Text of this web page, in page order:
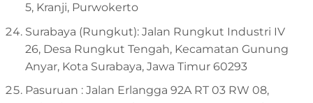
5, Kranji, Purwokerto
Surabaya (Rungkut): Jalan Rungkut Industri IV
26, Desa Rungkut Tengah, Kecamatan Gunung
Anyar, Kota Surabaya, Jawa Timur 60293
Pasuruan : Jalan Erlangga 92A RT 03 RW 08,